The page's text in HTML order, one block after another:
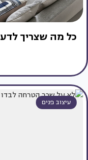
כל מה שצריך
עיצוב פנים